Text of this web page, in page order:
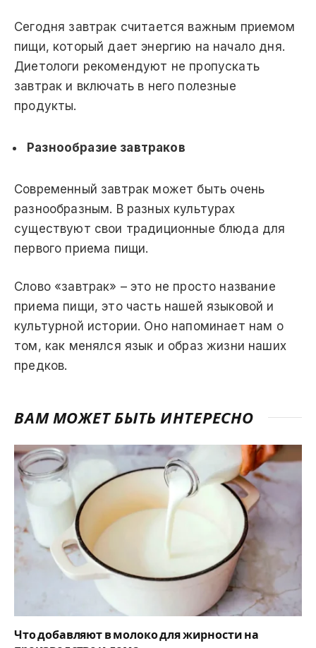
Сегодня завтрак считается важным приемом
пищи, который дает энергию на начало дня.
Диетологи рекомендуют не пропускать
завтрак и включать в него полезные
продукты.
Разнообразие завтраков
Современный завтрак может быть очень
разнообразным. В разных культурах
существуют свои традиционные блюда для
первого приема пищи.
Слово «завтрак» – это не просто название
приема пищи, это часть нашей языковой и
культурной истории. Оно напоминает нам о
том, как менялся язык и образ жизни наших
предков.
ВАМ МОЖЕТ БЫТЬ ИНТЕРЕСНО
Что добавляют в молоко для жирности на